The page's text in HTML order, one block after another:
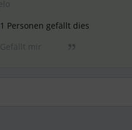
1 Personen gefällt dies